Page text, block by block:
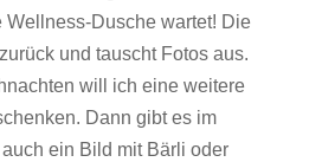
Wellness-Dusche wartet! Die
und tauscht Fotos aus.
will ich eine weitere
Dann gibt es im
ein Bild mit Bärli oder